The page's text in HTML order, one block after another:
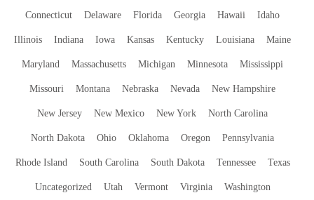
Connecticut Delaware Florida Georgia Hawaii Idaho
Illinois Indiana Iowa Kansas Kentucky Louisiana Maine
Maryland Massachusetts Michigan Minnesota Mississippi
Missouri Montana Nebraska Nevada New Hampshire
New Jersey New Mexico New York North Carolina
North Dakota Ohio Oklahoma Oregon Pennsylvania
Rhode Island South Carolina South Dakota Tennessee Texas
Uncategorized Utah Vermont Virginia Washington